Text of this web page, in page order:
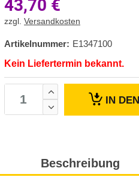
43,70 €
zzgl. Versandkosten
Artikelnummer: E1347100
Kein Liefertermin bekannt.
IN DEN
Beschreibung